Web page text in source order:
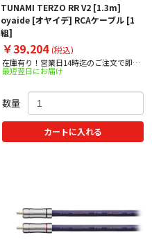
TUNAMI TERZO RR V2 [1.3m]
oyaide [オヤイデ] RCAケーブル [1
組]
￥39,204(税込)
在庫有り！営業日14時迄のご注文で即日
出荷！
最短翌日にお届け
数量
カートに入れる